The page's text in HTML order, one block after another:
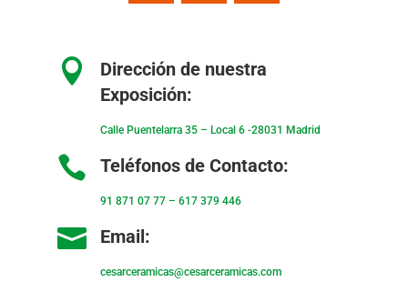

Dirección de nuestra
Exposición:
Calle Puentelarra 35 – Local 6 -28031 Madrid
 Teléfonos de Contacto:
91 871 07 77– 617 379 446
 Email:
cesarceramicas@cesarceramicas.com